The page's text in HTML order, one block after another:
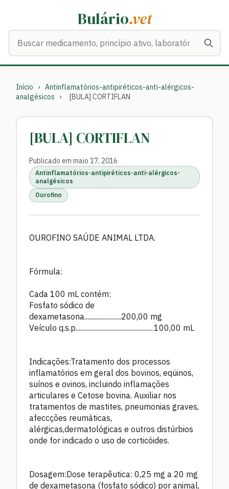
Bulário.vet
Início › Antinflamatórios-antipiréticos-anti-alérgicos-
analgésicos
› [BULA] CORTIFLAN
[BULA] CORTIFLAN
Publicado em maio 17, 2016
Antinflamatórios-antipiréticos-anti-alérgicos-
analgésicos
Ourofino
OUROFINO SAÚDE ANIMAL LTDA.
Fórmula:
Cada 100 mL contém:
Fosfato sódico de
dexametasona........................200,00 mg
Veículo q.s.p...................................................100,00 mL
Indicações:Tratamento dos processos
inflamatórios em geral dos bovinos, eqüinos,
suínos e ovinos, incluindo inflamações
articulares e Cetose bovina. Auxiliar nos
tratamentos de mastites, pneumonias graves,
afeccções reumáticas,
alérgicas,dermatológicas e outros distúrbios
onde for indicado o uso de corticóides.
Dosagem:Dose terapêutica: 0,25 mg a 20 mg
de dexametasona (fosfato sódico) por animal,